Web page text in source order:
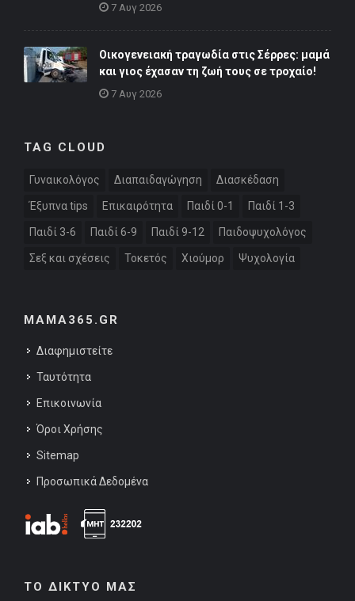
7 Αυγ 2026
Οικογενειακή τραγωδία στις Σέρρες: μαμά
και γιος έχασαν τη ζωή τους σε τροχαίο!
7 Αυγ 2026
TAG CLOUD
Γυναικολόγος Διαπαιδαγώγηση Διασκέδαση
Έξυπνα tips Επικαιρότητα Παιδί 0-1 Παιδί 1-3
Παιδί 3-6 Παιδί 6-9 Παιδί 9-12 Παιδοψυχολόγος
Σεξ και σχέσεις Τοκετός Χιούμορ Ψυχολογία
MAMA365.GR
Διαφημιστείτε
Ταυτότητα
Επικοινωνία
Όροι Χρήσης
Sitemap
Προσωπικά Δεδομένα
ΤΟ ΔΙΚΤΥΟ ΜΑΣ